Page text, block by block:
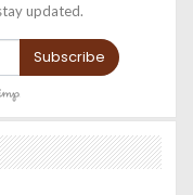
updated.
Subscribe